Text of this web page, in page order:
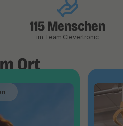
115 Menschen
im Team Clevertronic
Ort